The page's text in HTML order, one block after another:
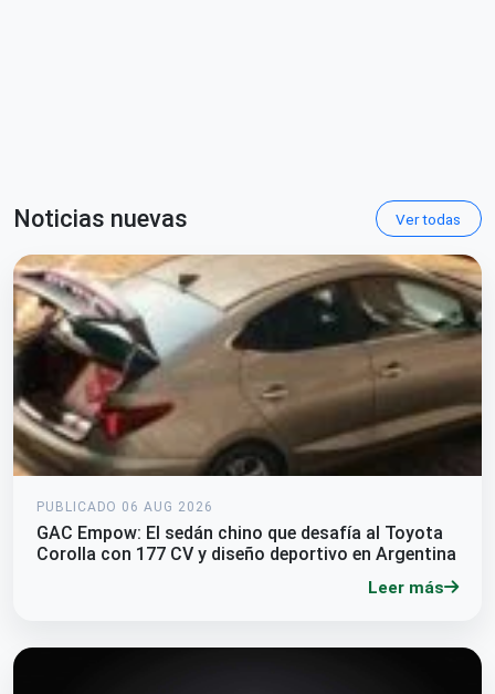
Noticias nuevas Ver todas
PUBLICADO 06 AUG 2026
GAC Empow: El sedán chino que desafía al Toyota
Corolla con 177 CV y diseño deportivo en Argentina
Leer más